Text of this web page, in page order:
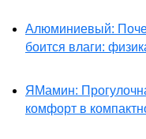
Алюминиевый:
боится влаги:
ЯМамин:
комфорт в